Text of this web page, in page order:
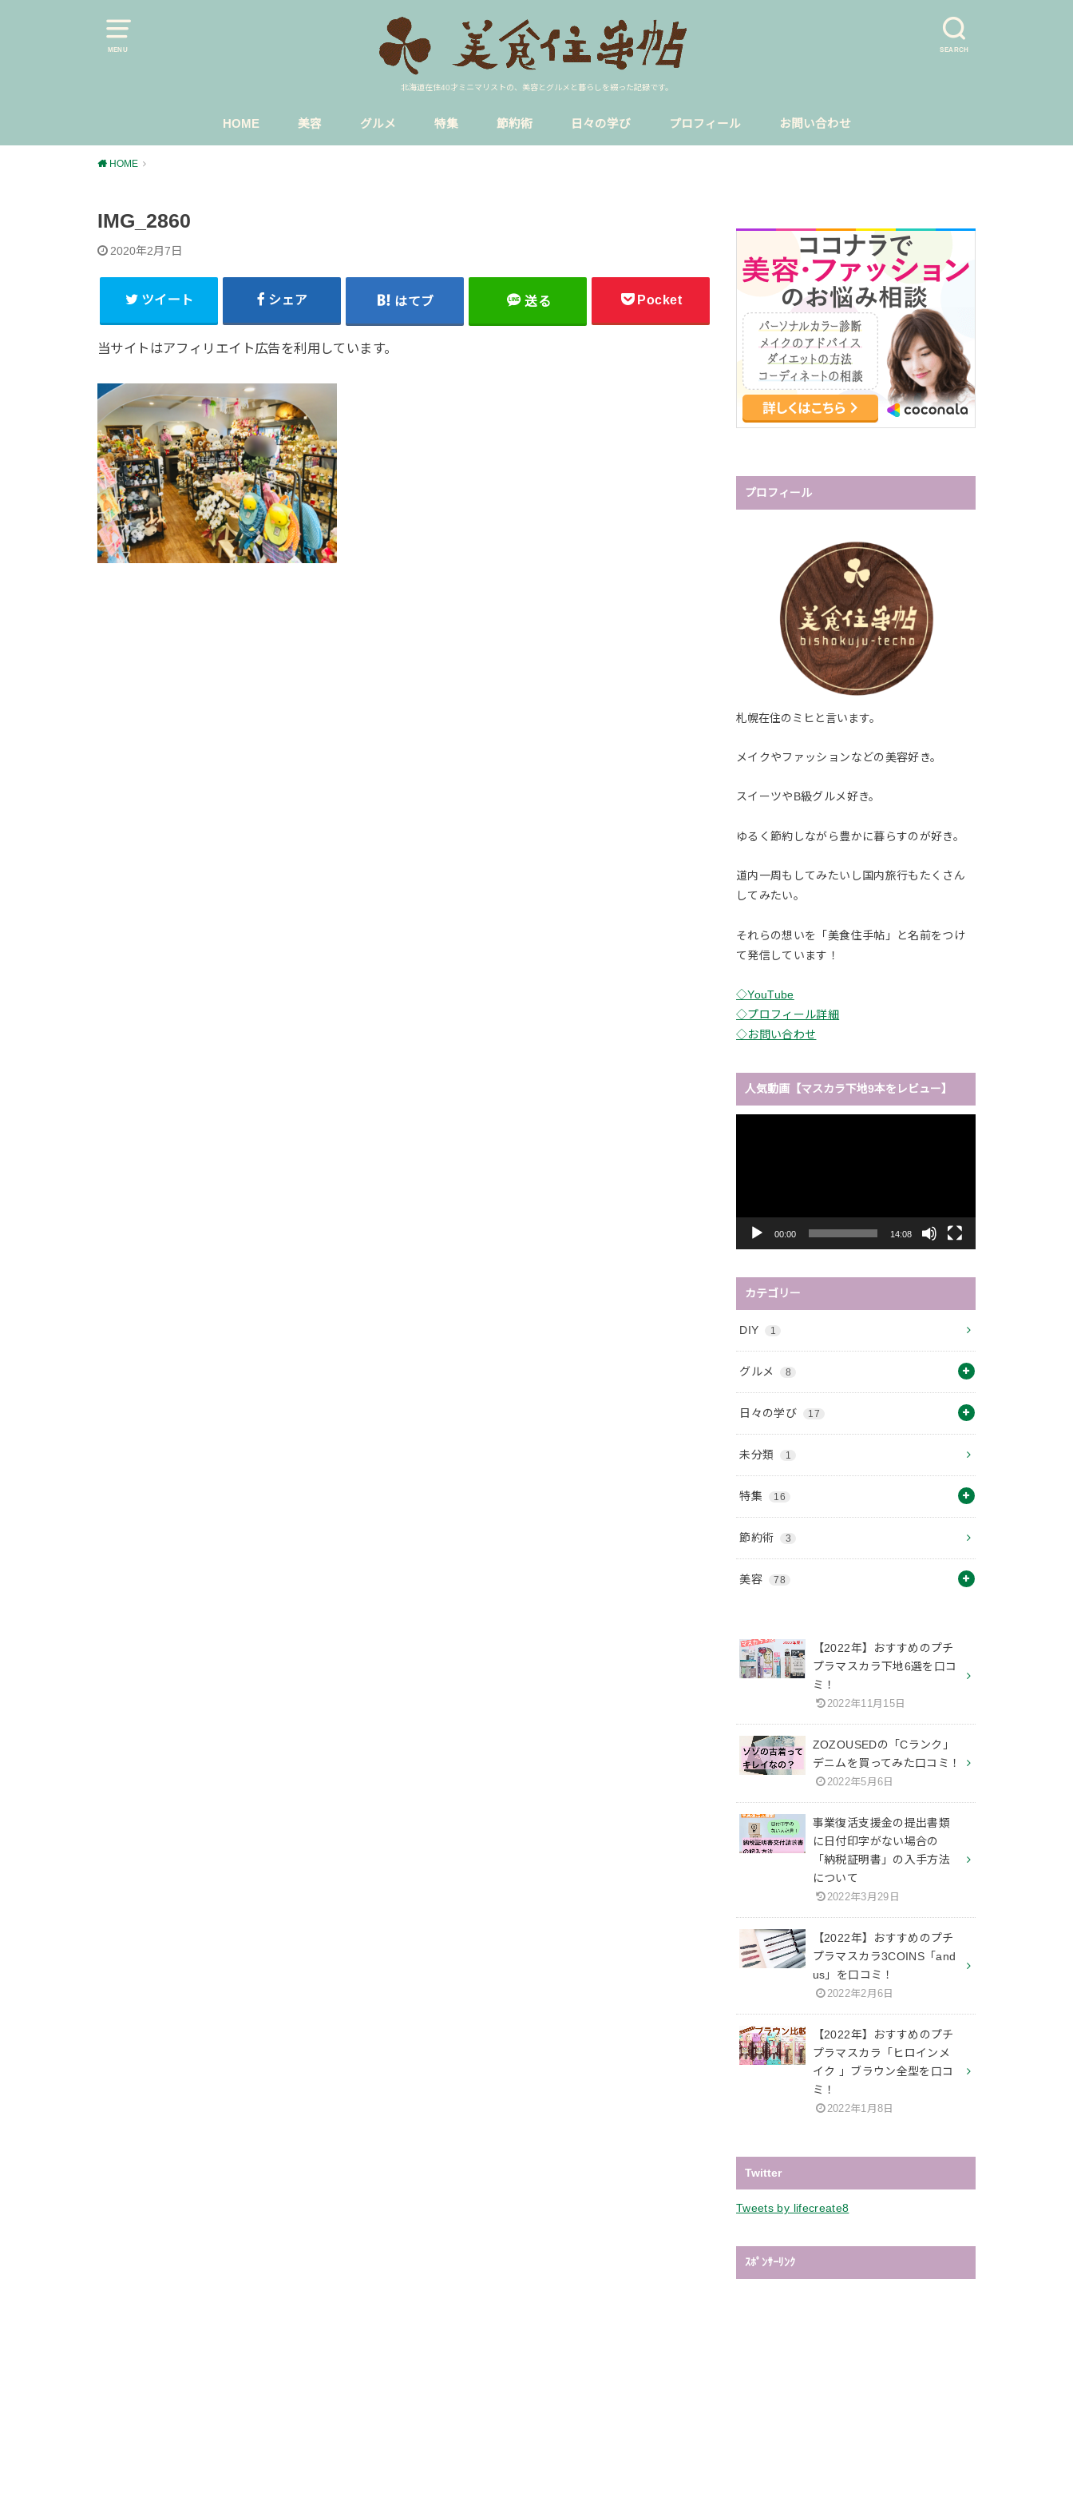
MENU SEARCH
北海道在住40才ミニマリストの、美容とグルメと暮らしを綴った記録です。
HOME 美容 グルメ 特集 節約術 日々の学び プロフィール お問い合わせ
HOME
IMG_2860
2020年2月7日
ツイート シェア はてブ 送る Pocket
当サイトはアフィリエイト広告を利用しています。
プロフィール
札幌在住のミヒと言います。
メイクやファッションなどの美容好き。
スイーツやB級グルメ好き。
ゆるく節約しながら豊かに暮らすのが好き。
道内一周もしてみたいし国内旅行もたくさん
してみたい。
それらの想いを「美食住手帖」と名前をつけ
て発信しています！
◇YouTube
◇プロフィール詳細
◇お問い合わせ
人気動画【マスカラ下地9本をレビュー】
00:00 14:08
カテゴリー
DIY 1
グルメ 8
日々の学び 17
未分類 1
特集 16
節約術 3
美容 78
【2022年】おすすめのプチ
プラマスカラ下地6選を口コ
ミ！
2022年11月15日
ZOZOUSEDの「Cランク」
デニムを買ってみた口コミ！
2022年5月6日
事業復活支援金の提出書類
に日付印字がない場合の
「納税証明書」の入手方法
について
2022年3月29日
【2022年】おすすめのプチ
プラマスカラ3COINS「and
us」を口コミ！
2022年2月6日
【2022年】おすすめのプチ
プラマスカラ「ヒロインメ
イク 」ブラウン全型を口コ
ミ！
2022年1月8日
Twitter
Tweets by lifecreate8
ｽﾎﾟﾝｻｰﾘﾝｸ